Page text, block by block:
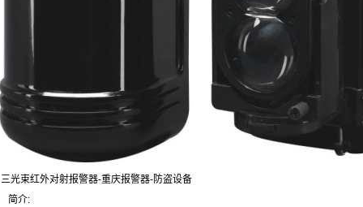
三光束红外对射报警器-重庆报警器-防盗设备
简介: